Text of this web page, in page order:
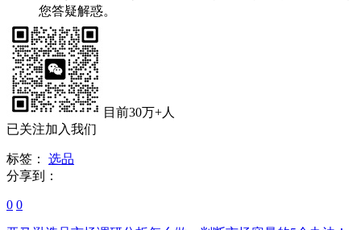
您答疑解惑。
目前30万+人
已关注加入我们
标签：
选品
分享到：
0 0